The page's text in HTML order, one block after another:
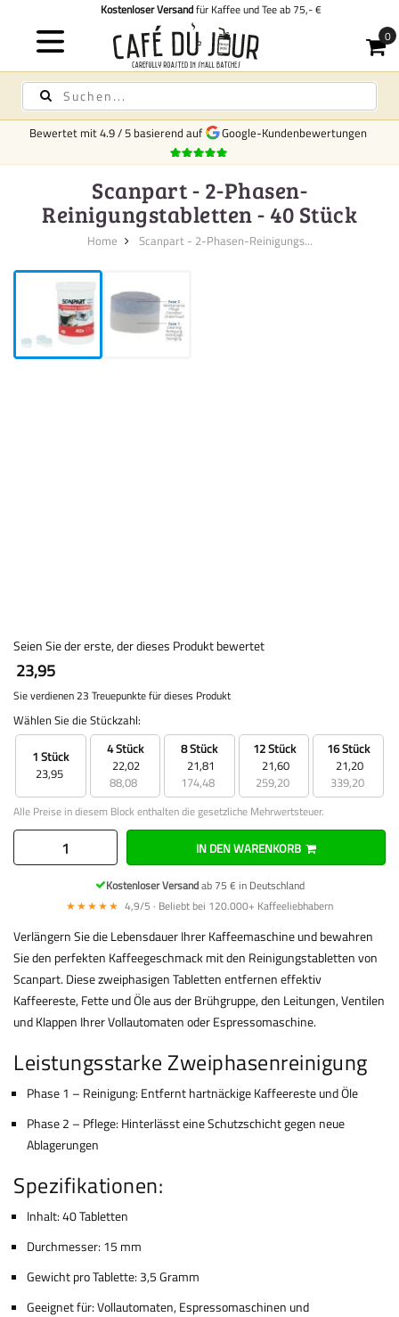
Kostenloser Versandfür Kaffee und Tee ab 75,- €
Bewertet mit4.9/5 basierend auf Google-Kundenbewertungen
Scanpart - 2-Phasen-
Reinigungstabletten - 40 Stück
Home Scanpart - 2-Phasen-Reinigungs...
Seien Sie der erste, der dieses Produkt bewertet
23,95
Sie verdienen 23 Treuepunkte für dieses Produkt
Wählen Sie die Stückzahl:
1 Stück
23,95
4 Stück
22,02
88,08
8 Stück
21,81
174,48
12 Stück
21,60
259,20
16 Stück
21,20
339,20
Alle Preise in diesem Block enthalten die gesetzliche Mehrwertsteuer.
IN DEN WARENKORB
Kostenloser Versandab 75 € in Deutschland
★★★★★ 4,9/5 · Beliebt bei 120.000+ Kaffeeliebhabern
Verlängern Sie die Lebensdauer Ihrer Kaffeemaschine und bewahren
Sie den perfekten Kaffeegeschmack mit den Reinigungstabletten von
Scanpart. Diese zweiphasigen Tabletten entfernen effektiv
Kaffeereste, Fette und Öle aus der Brühgruppe, den Leitungen, Ventilen
und Klappen Ihrer Vollautomaten oder Espressomaschine.
Leistungsstarke Zweiphasenreinigung
Phase 1 – Reinigung: Entfernt hartnäckige Kaffeereste und Öle
Phase 2 – Pflege: Hinterlässt eine Schutzschicht gegen neue
Ablagerungen
Spezifikationen:
Inhalt: 40 Tabletten
Durchmesser: 15 mm
Gewicht pro Tablette: 3,5 Gramm
Geeignet für: Vollautomaten, Espressomaschinen und